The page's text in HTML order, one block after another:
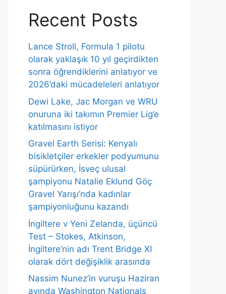
Recent Posts
Lance Stroll, Formula 1 pilotu
olarak yaklaşık 10 yıl geçirdikten
sonra öğrendiklerini anlatıyor ve
2026’daki mücadeleleri anlatıyor
Dewi Lake, Jac Morgan ve WRU
onuruna iki takımın Premier Lig’e
katılmasını istiyor
Gravel Earth Serisi: Kenyalı
bisikletçiler erkekler podyumunu
süpürürken, İsveç ulusal
şampiyonu Natalie Eklund Göç
Gravel Yarışı’nda kadınlar
şampiyonluğunu kazandı
İngiltere v Yeni Zelanda, üçüncü
Test – Stokes, Atkinson,
İngiltere’nin adı Trent Bridge XI
olarak dört değişiklik arasında
Nassim Nunez’in vuruşu Haziran
ayında Washington Nationals